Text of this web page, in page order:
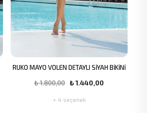
RUKO MAYO VOLEN DETAYLI SİYAH BİKİNİ
₺ 1.800,00 ₺ 1.440,00
+ 4 seçenek